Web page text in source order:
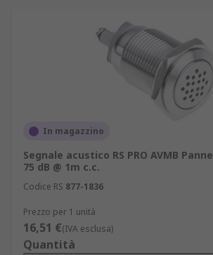
In magazzino
Segnale acustico RS PRO AVMB
75 dB @ 1m c.c.
Codice RS 877-1836
Prezzo per 1 unità
16,51 €(IVA esclusa)
Quantità